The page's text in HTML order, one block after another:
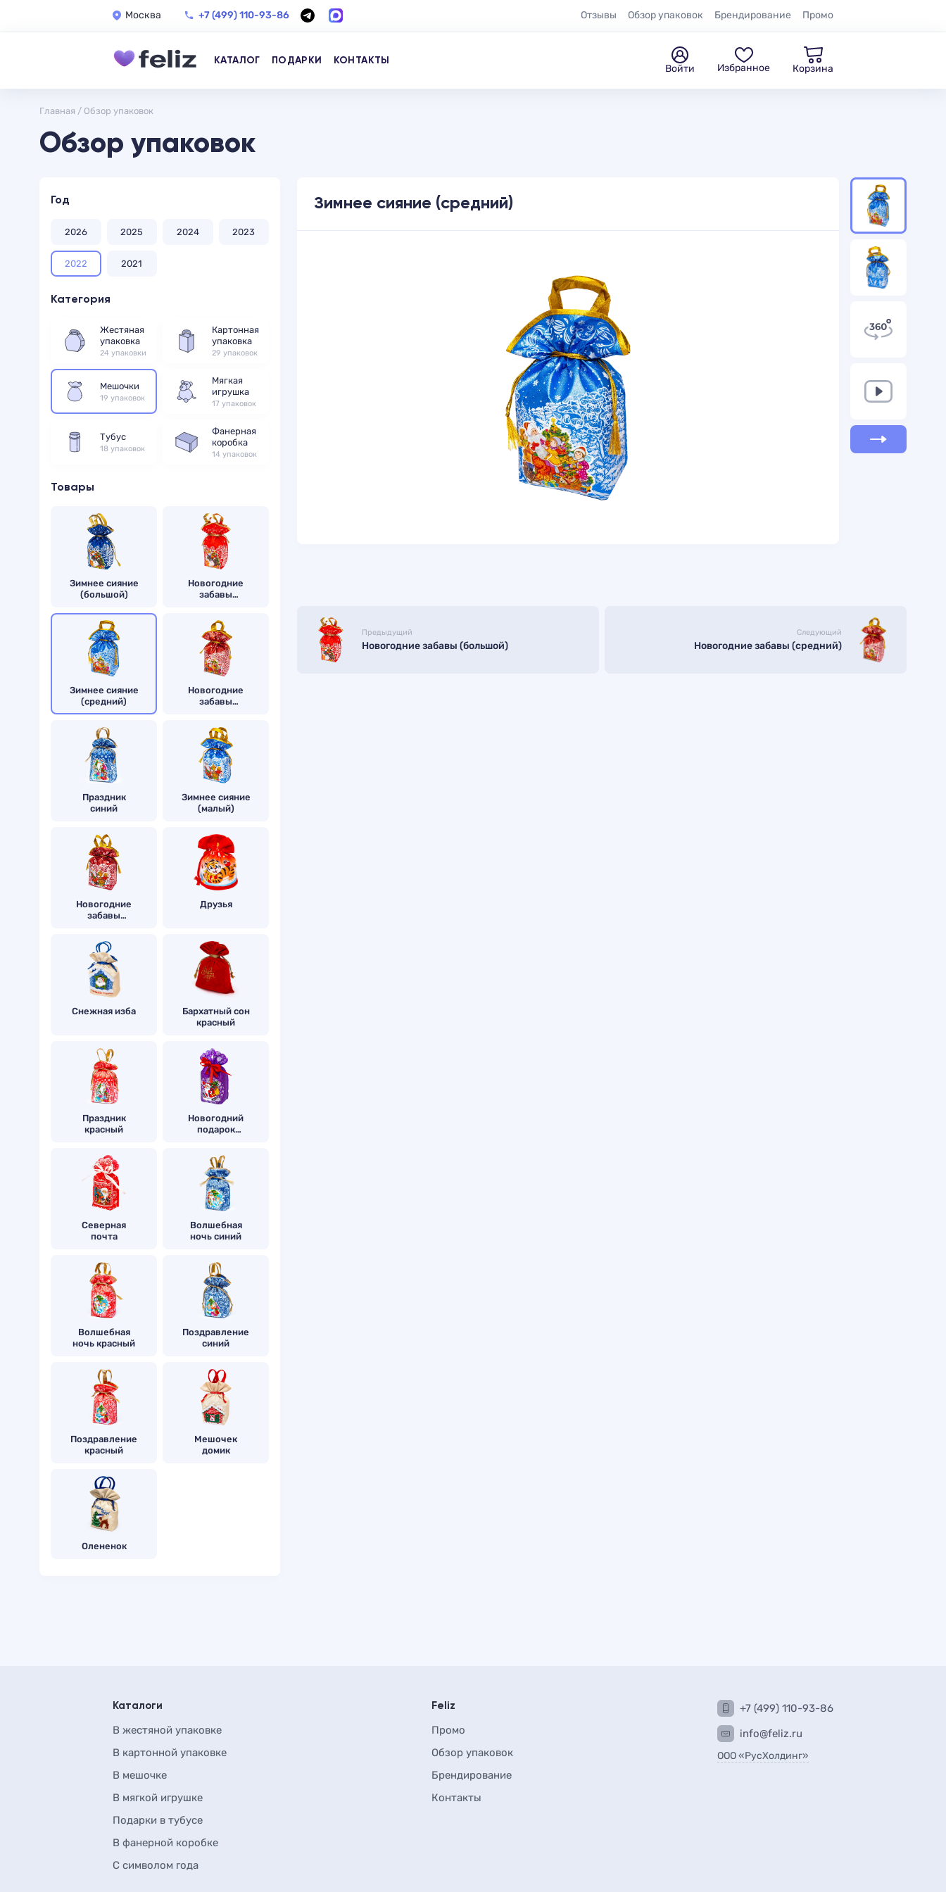
Москва +7 (499) 110-93-86 Отзывы Обзор упаковок Брендирование Промо
КАТАЛОГ ПОДАРКИ КОНТАКТЫ
Войти Избранное Корзина
Главная / Обзор упаковок
Обзор упаковок
Год
2026 2025 2024 2023
2022 2021
Категория
Жестяная
упаковка
24 упаковки
Картонная
упаковка
29 упаковок
Мешочки
19 упаковок
Мягкая
игрушка
17 упаковок
Тубус
18 упаковок
Фанерная
коробка
14 упаковок
Товары
Зимнее сияние
(большой)
Новогодние
забавы
Зимнее сияние
(средний)
Новогодние
забавы
Праздник
синий
Зимнее сияние
(малый)
Новогодние
забавы
Друзья
Снежная изба
Бархатный сон
красный
Праздник
красный
Новогодний
подарок
Северная
почта
Волшебная
ночь синий
Волшебная
ночь красный
Поздравление
синий
Поздравление
красный
Мешочек
домик
Олененок
Зимнее сияние (средний)
Предыдущий
Новогодние забавы (большой)
Следующий
Новогодние забавы (средний)
Каталоги
В жестяной упаковке
В картонной упаковке
В мешочке
В мягкой игрушке
Подарки в тубусе
В фанерной коробке
С символом года
Feliz
Промо
Обзор упаковок
Брендирование
Контакты
+7 (499) 110-93-86
info@feliz.ru
ООО «РусХолдинг»